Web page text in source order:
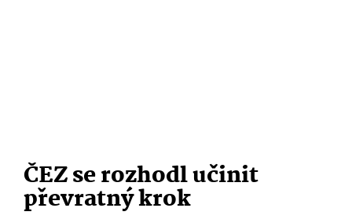
ČEZ se rozhodl učinit
převratný krok